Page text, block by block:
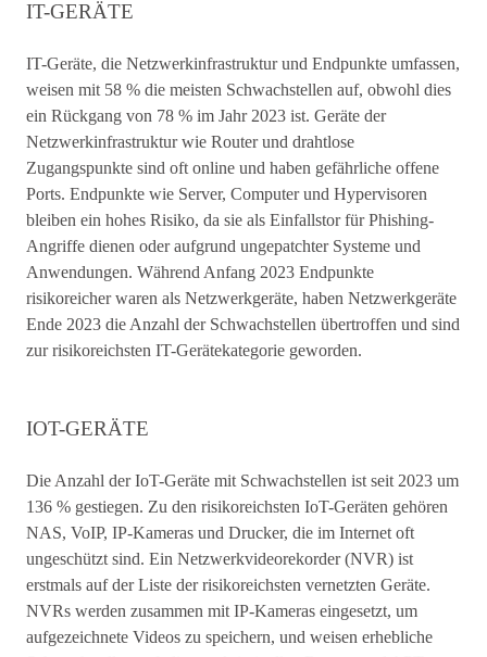
IT-GERÄTE
IT-Geräte, die Netzwerkinfrastruktur und Endpunkte umfassen,
weisen mit 58 % die meisten Schwachstellen auf, obwohl dies
ein Rückgang von 78 % im Jahr 2023 ist. Geräte der
Netzwerkinfrastruktur wie Router und drahtlose
Zugangspunkte sind oft online und haben gefährliche offene
Ports. Endpunkte wie Server, Computer und Hypervisoren
bleiben ein hohes Risiko, da sie als Einfallstor für Phishing-
Angriffe dienen oder aufgrund ungepatchter Systeme und
Anwendungen. Während Anfang 2023 Endpunkte
risikoreicher waren als Netzwerkgeräte, haben Netzwerkgeräte
Ende 2023 die Anzahl der Schwachstellen übertroffen und sind
zur risikoreichsten IT-Gerätekategorie geworden.
IOT-GERÄTE
Die Anzahl der IoT-Geräte mit Schwachstellen ist seit 2023 um
136 % gestiegen. Zu den risikoreichsten IoT-Geräten gehören
NAS, VoIP, IP-Kameras und Drucker, die im Internet oft
ungeschützt sind. Ein Netzwerkvideorekorder (NVR) ist
erstmals auf der Liste der risikoreichsten vernetzten Geräte.
NVRs werden zusammen mit IP-Kameras eingesetzt, um
aufgezeichnete Videos zu speichern, und weisen erhebliche